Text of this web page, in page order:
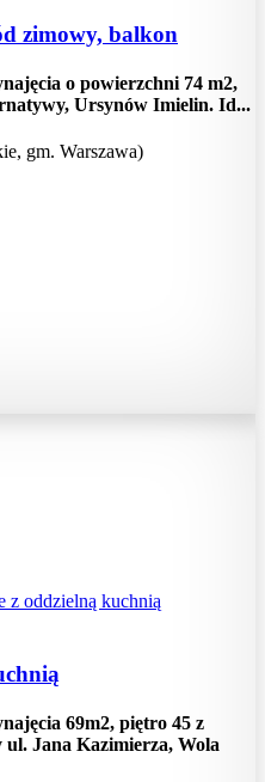
zimowy, balkon
o powierzchni 74 m2,
Ursynów Imielin. Id...
gm. Warszawa)
69m2, piętro 45 z
Jana Kazimierza, Wola